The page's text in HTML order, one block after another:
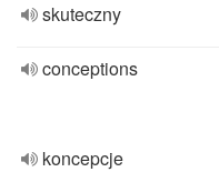
skuteczny
conceptions
koncepcje